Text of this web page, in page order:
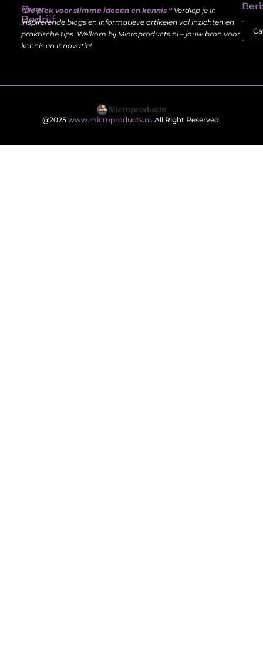
Over
Bedrijf
“De plek voor slimme ideeën en kennis “Verdiep je in
inspirerende blogs en informatieve artikelen vol inzichten en
praktische tips. Welkom bij Microproducts.nl – jouw bron voor
kennis en innovatie!
@2025 www.microproducts.nl. All Right Reserved.